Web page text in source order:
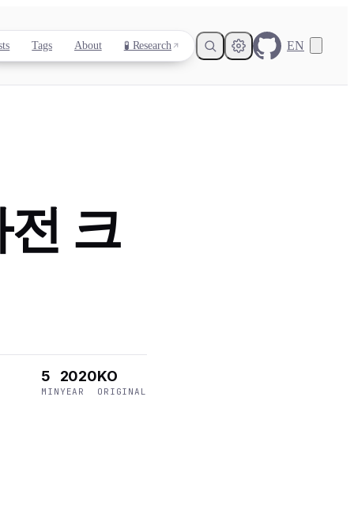
Tags About 🧪 Research EN
크
5
MIN
2020
YEAR
KO
ORIGINAL